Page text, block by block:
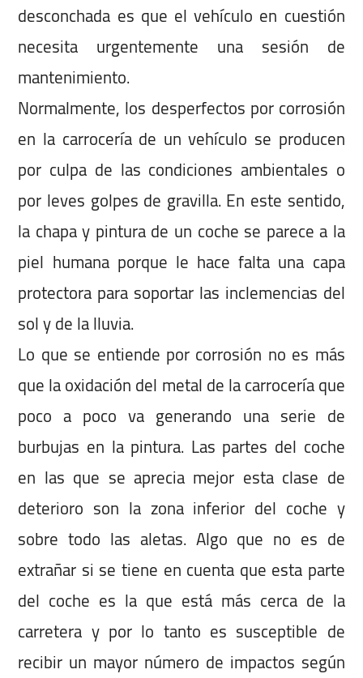
desconchada es que el vehículo en cuestión
necesita urgentemente una sesión de
mantenimiento.
Normalmente, los desperfectos por corrosión
en la carrocería de un vehículo se producen
por culpa de las condiciones ambientales o
por leves golpes de gravilla. En este sentido,
la chapa y pintura de un coche se parece a la
piel humana porque le hace falta una capa
protectora para soportar las inclemencias del
sol y de la lluvia.
Lo que se entiende por corrosión no es más
que la oxidación del metal de la carrocería que
poco a poco va generando una serie de
burbujas en la pintura. Las partes del coche
en las que se aprecia mejor esta clase de
deterioro son la zona inferior del coche y
sobre todo las aletas. Algo que no es de
extrañar si se tiene en cuenta que esta parte
del coche es la que está más cerca de la
carretera y por lo tanto es susceptible de
recibir un mayor número de impactos según